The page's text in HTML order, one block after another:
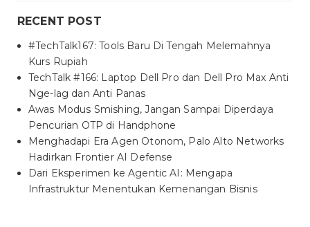
RECENT POST
#TechTalk167: Tools Baru Di Tengah Melemahnya
Kurs Rupiah
TechTalk #166: Laptop Dell Pro dan Dell Pro Max Anti
Nge-lag dan Anti Panas
Awas Modus Smishing, Jangan Sampai Diperdaya
Pencurian OTP di Handphone
Menghadapi Era Agen Otonom, Palo Alto Networks
Hadirkan Frontier AI Defense
Dari Eksperimen ke Agentic AI: Mengapa
Infrastruktur Menentukan Kemenangan Bisnis